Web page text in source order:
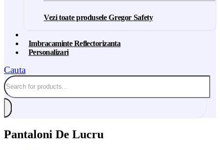
Vezi toate produsele Gregor Safety
Imbracaminte Reflectorizanta
Personalizari
Cauta
Pantaloni De Lucru